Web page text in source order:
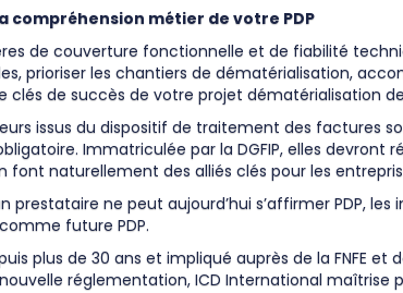
compréhension métier de votre PDP
de couverture fonctionnelle et de fiabilité
prioriser les chantiers de dématérialisation,
clés de succès de votre projet dématérialisation
issus du dispositif de traitement des factures
Immatriculée par la DGFIP, elles
font naturellement des alliés clés pour les
prestataire ne peut aujourd’hui s’affirmer PDP,
future PDP.
plus de 30 ans et impliqué auprès de la FNFE
réglementation, ICD International